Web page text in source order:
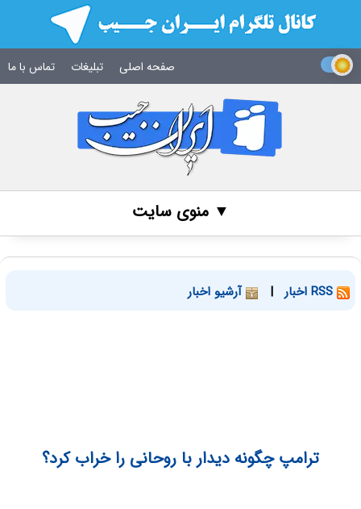
صفحه اصلی تبلیغات تماس با ما
▼ منوی سایت
| آرشیو اخبار
ترامپ چگونه دیدار با روحانی را خراب کرد؟